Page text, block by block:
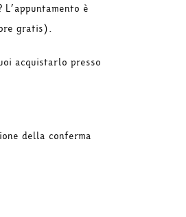
è
gratis).
acquistarlo presso
della conferma